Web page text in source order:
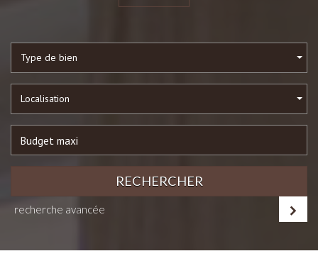
Type de bien
Localisation
RECHERCHER
recherche avancée